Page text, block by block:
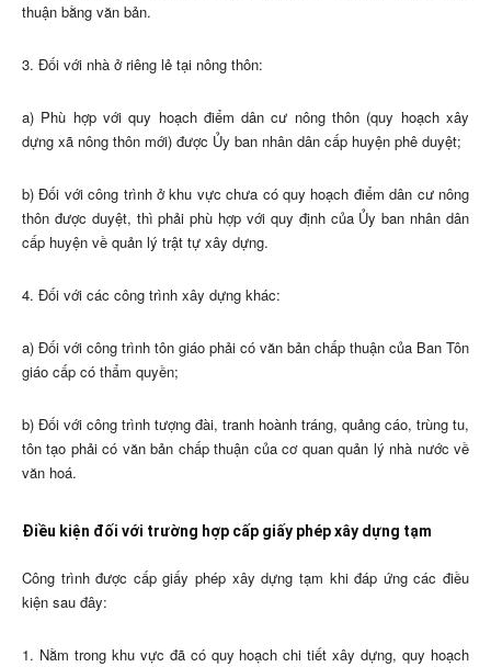
thuận bằng văn bản.
3. Đối với nhà ở riêng lẻ tại nông thôn:
a) Phù hợp với quy hoạch điểm dân cư nông thôn (quy hoạch xây
dựng xã nông thôn mới) được Ủy ban nhân dân cấp huyện phê duyệt;
b) Đối với công trình ở khu vực chưa có quy hoạch điểm dân cư nông
thôn được duyệt, thì phải phù hợp với quy định của Ủy ban nhân dân
cấp huyện về quản lý trật tự xây dựng.
4. Đối với các công trình xây dựng khác:
a) Đối với công trình tôn giáo phải có văn bản chấp thuận của Ban Tôn
giáo cấp có thẩm quyền;
b) Đối với công trình tượng đài, tranh hoành tráng, quảng cáo, trùng tu,
tôn tạo phải có văn bản chấp thuận của cơ quan quản lý nhà nước về
văn hoá.
Điều kiện đối với trường hợp cấp giấy phép xây dựng tạm
Công trình được cấp giấy phép xây dựng tạm khi đáp ứng các điều
kiện sau đây:
1. Nằm trong khu vực đã có quy hoạch chi tiết xây dựng, quy hoạch